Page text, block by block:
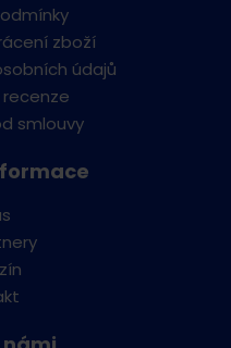
zboží
údajů
smlouvy